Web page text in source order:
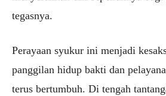
tegasnya.
Perayaan syukur ini menjadi
panggilan hidup bakti dan
terus bertumbuh. Di tengah